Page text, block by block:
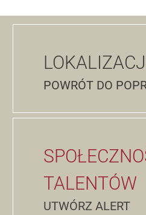
POWRÓT DO
TALENTÓW
UTWÓRZ ALERT